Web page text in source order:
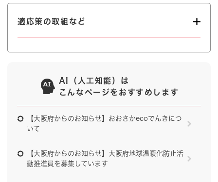
適応策の取組など
AI（人工知能）は
こんなページをおすすめします
【大阪府からのお知らせ】おおさかecoでんきにつ
いて
【大阪府からのお知らせ】大阪府地球温暖化防止活
動推進員を募集しています